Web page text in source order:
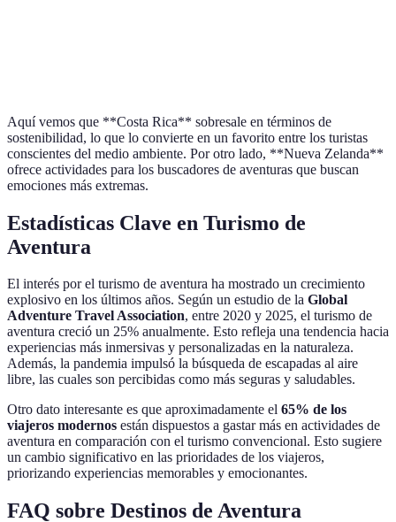
Aquí vemos que **Costa Rica** sobresale en términos de
sostenibilidad, lo que lo convierte en un favorito entre los turistas
conscientes del medio ambiente. Por otro lado, **Nueva Zelanda**
ofrece actividades para los buscadores de aventuras que buscan
emociones más extremas.
Estadísticas Clave en Turismo de
Aventura
El interés por el turismo de aventura ha mostrado un crecimiento
explosivo en los últimos años. Según un estudio de la Global
Adventure Travel Association, entre 2020 y 2025, el turismo de
aventura creció un 25% anualmente. Esto refleja una tendencia hacia
experiencias más inmersivas y personalizadas en la naturaleza.
Además, la pandemia impulsó la búsqueda de escapadas al aire
libre, las cuales son percibidas como más seguras y saludables.
Otro dato interesante es que aproximadamente el 65% de los
viajeros modernos están dispuestos a gastar más en actividades de
aventura en comparación con el turismo convencional. Esto sugiere
un cambio significativo en las prioridades de los viajeros,
priorizando experiencias memorables y emocionantes.
FAQ sobre Destinos de Aventura